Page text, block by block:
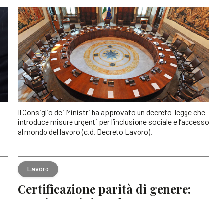
Il Consiglio dei Ministri ha approvato un decreto-legge che
introduce misure urgenti per l’inclusione sociale e l’accesso
al mondo del lavoro (c.d. Decreto Lavoro).
Lavoro
Certificazione parità di genere: